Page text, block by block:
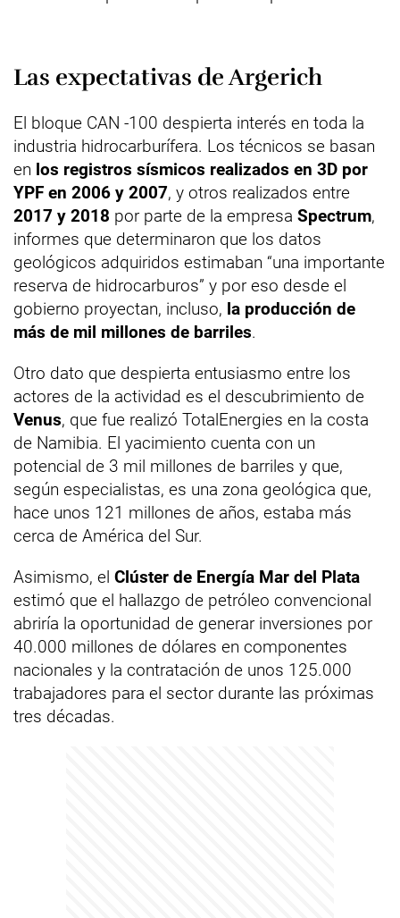
Las expectativas de Argerich
El bloque CAN -100 despierta interés en toda la
industria hidrocarburífera. Los técnicos se basan
en los registros sísmicos realizados en 3D por
YPF en 2006 y 2007, y otros realizados entre
2017 y 2018 por parte de la empresa Spectrum,
informes que determinaron que los datos
geológicos adquiridos estimaban “una importante
reserva de hidrocarburos” y por eso desde el
gobierno proyectan, incluso, la producción de
más de mil millones de barriles.
Otro dato que despierta entusiasmo entre los
actores de la actividad es el descubrimiento de
Venus, que fue realizó TotalEnergies en la costa
de Namibia. El yacimiento cuenta con un
potencial de 3 mil millones de barriles y que,
según especialistas, es una zona geológica que,
hace unos 121 millones de años, estaba más
cerca de América del Sur.
Asimismo, el Clúster de Energía Mar del Plata
estimó que el hallazgo de petróleo convencional
abriría la oportunidad de generar inversiones por
40.000 millones de dólares en componentes
nacionales y la contratación de unos 125.000
trabajadores para el sector durante las próximas
tres décadas.